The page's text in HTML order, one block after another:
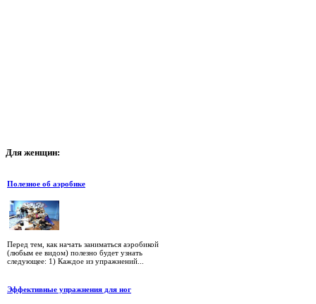
Для женщин:
Полезное об аэробике
Перед тем, как начать заниматься аэробикой
(любым ее видом) полезно будет узнать
следующее: 1) Каждое из упражнений...
Эффективные упражнения для ног